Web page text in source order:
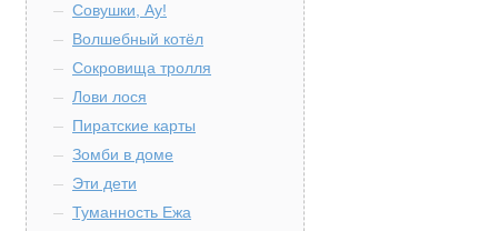
Совушки, Ау!
Волшебный котёл
Сокровища тролля
Лови лося
Пиратские карты
Зомби в доме
Эти дети
Туманность Ежа